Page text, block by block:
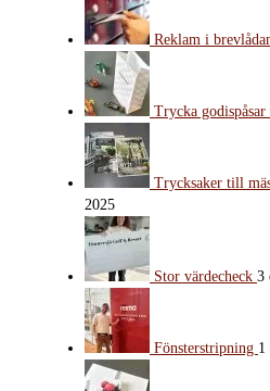
Reklam i
Trycka godispåsar
Trycksaker till
2025
Stor värdecheck 3
Fönsterstripning 1